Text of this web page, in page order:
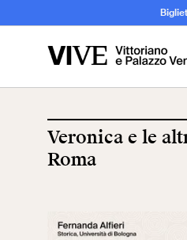
Veronica e le
Roma